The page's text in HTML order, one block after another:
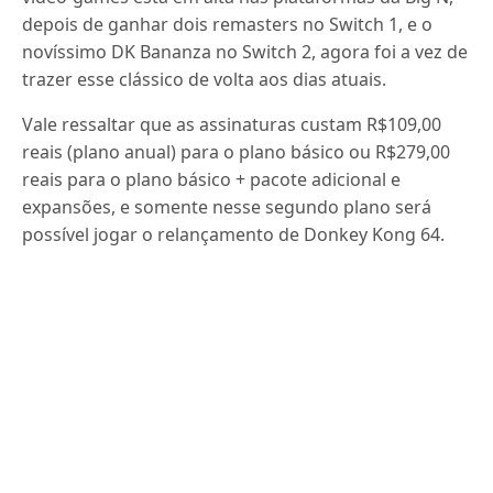
depois de ganhar dois remasters no Switch 1, e o
novíssimo DK Bananza no Switch 2, agora foi a vez de
trazer esse clássico de volta aos dias atuais.
Vale ressaltar que as assinaturas custam R$109,00
reais (plano anual) para o plano básico ou R$279,00
reais para o plano básico + pacote adicional e
expansões, e somente nesse segundo plano será
possível jogar o relançamento de Donkey Kong 64.